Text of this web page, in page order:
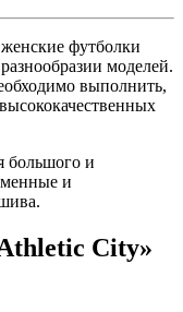
футболки
моделей.
выполнить,
большого и
и
City»